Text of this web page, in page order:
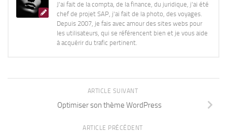
J'ai fait de la compta, de la finance, du juridique, j'ai été
chef de projet SAP, j'ai fait de la photo, des voyages.
Depuis 2007, je fais avec amour des sites webs pour
les utilisateurs, qui se référencent bien et je vous aide
à acquérir du trafic pertinent.
ARTICLE SUIVANT
Optimiser son thème WordPress
ARTICLE PRÉCÉDENT